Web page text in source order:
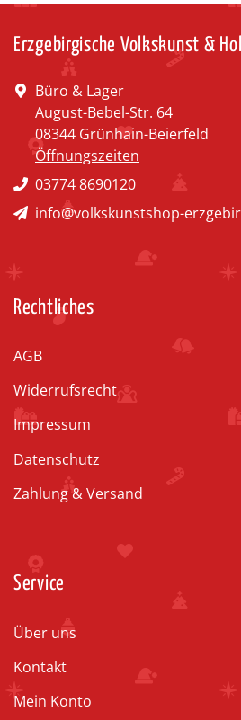
Erzgebirgische Volkskunst &
Büro & Lager
August-Bebel-Str. 64
08344 Grünhain-Beierfeld
Öffnungszeiten
03774 8690120
info@volkskunstshop-
Rechtliches
AGB
Widerrufsrecht
Impressum
Datenschutz
Zahlung & Versand
Service
Über uns
Kontakt
Mein Konto